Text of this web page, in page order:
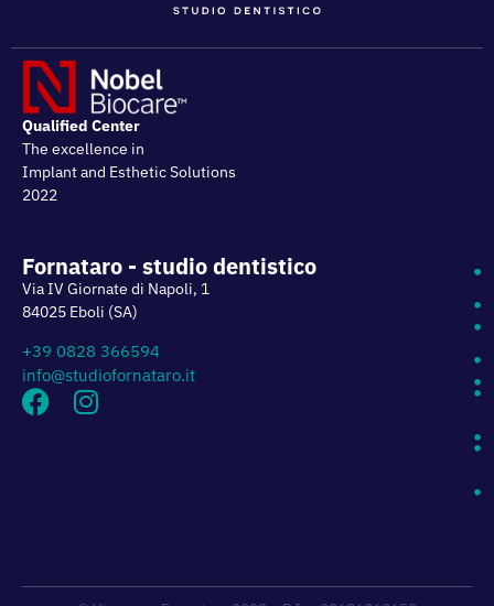
Qualified Center
The excellence in
Implant and Esthetic Solutions
2022
Fornataro - studio dentistico
Via IV Giornate di Napoli, 1
84025 Eboli (SA)
+39 0828 366594
info@studiofornataro.it